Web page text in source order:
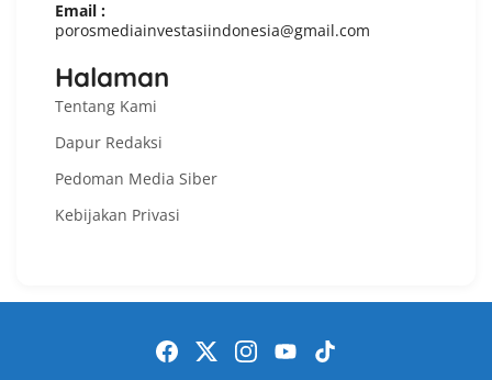
Email :
porosmediainvestasiindonesia@gmail.com
Halaman
Tentang Kami
Dapur Redaksi
Pedoman Media Siber
Kebijakan Privasi